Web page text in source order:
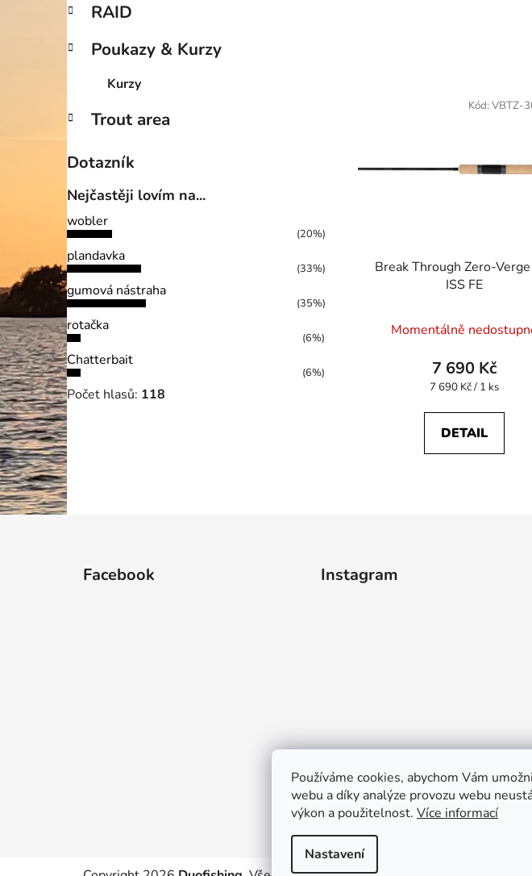
Používáme cookies, abychom Vám
webu a díky analýze provozu webu
výkon a použitelnost. Více informací
Nastavení
RAID
Poukazy & Kurzy
Kurzy
Trout area
Dotazník
Nejčastěji lovím na...
wobler
(20%)
plandavka
(33%)
gumová nástraha
(35%)
rotačka
(6%)
Chatterbait
(6%)
Počet hlasů: 118
Break Through Zero-
ISS FE
Momentálně
7 690 Kč
Měrná
7 690 Kč / 1 ks
DETAIL
Kód: VBTZ-
Facebook Instagram